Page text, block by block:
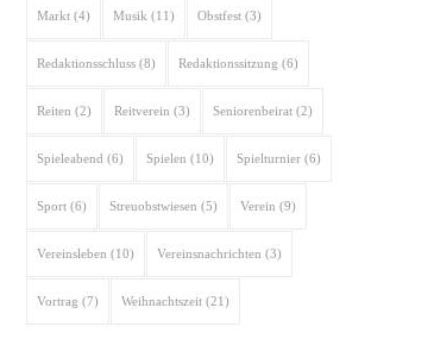
Markt (4) Musik (11) Obstfest (3)
Redaktionsschluss (8) Redaktionssitzung (6)
Reiten (2) Reitverein (3) Seniorenbeirat (2)
Spieleabend (6) Spielen (10) Spielturnier (6)
Sport (6) Streuobstwiesen (5) Verein (9)
Vereinsleben (10) Vereinsnachrichten (3)
Vortrag (7) Weihnachtszeit (21)